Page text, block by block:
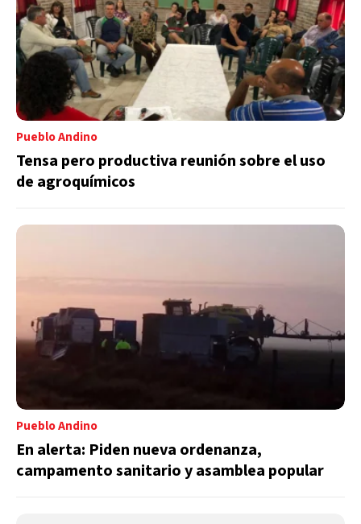
Pueblo Andino
Tensa pero productiva reunión sobre el uso
de agroquímicos
Pueblo Andino
En alerta: Piden nueva ordenanza,
campamento sanitario y asamblea popular